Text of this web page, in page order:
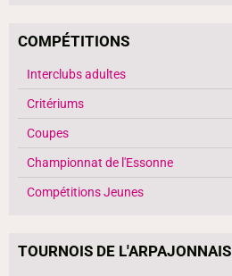
COMPÉTITIONS
Interclubs adultes
Critériums
Coupes
Championnat de l'Essonne
Compétitions Jeunes
TOURNOIS DE L'ARPAJONNAIS